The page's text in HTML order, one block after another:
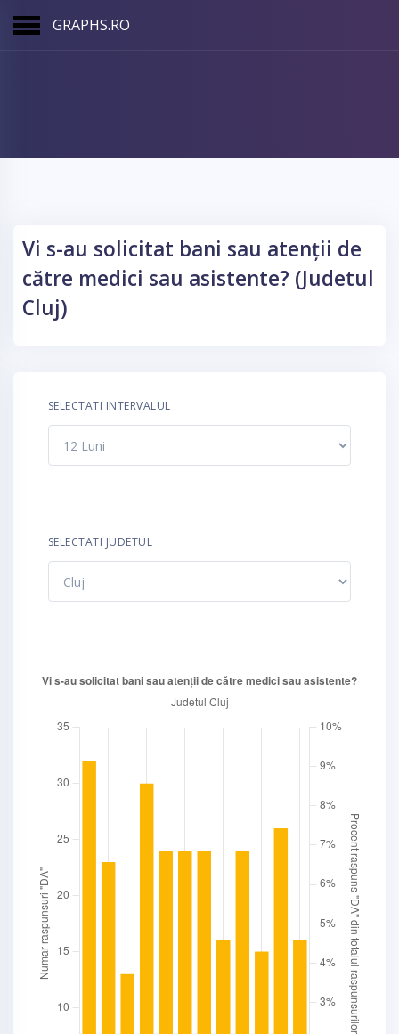
GRAPHS.RO
Vi s-au solicitat bani sau atenții de
către medici sau asistente? (Judetul
Cluj)
SELECTATI INTERVALUL
SELECTATI JUDETUL